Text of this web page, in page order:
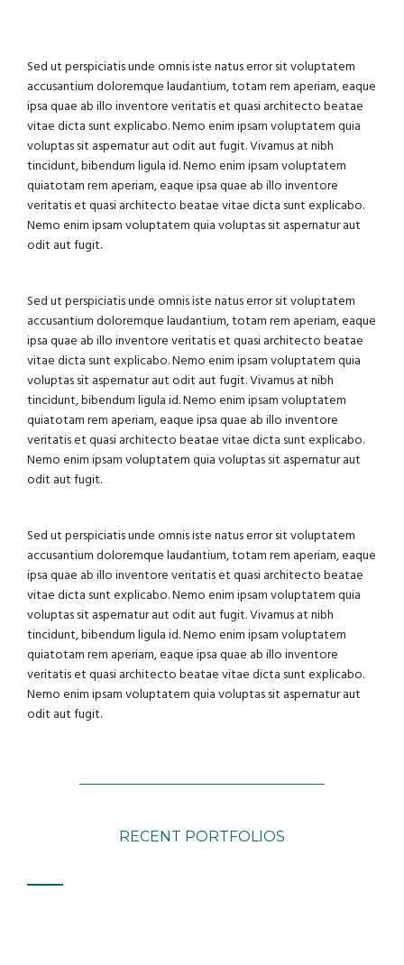
Sed ut perspiciatis unde omnis iste natus error sit voluptatem
accusantium doloremque laudantium, totam rem aperiam, eaque
ipsa quae ab illo inventore veritatis et quasi architecto beatae
vitae dicta sunt explicabo. Nemo enim ipsam voluptatem quia
voluptas sit aspernatur aut odit aut fugit. Vivamus at nibh
tincidunt, bibendum ligula id. Nemo enim ipsam voluptatem
quiatotam rem aperiam, eaque ipsa quae ab illo inventore
veritatis et quasi architecto beatae vitae dicta sunt explicabo.
Nemo enim ipsam voluptatem quia voluptas sit aspernatur aut
odit aut fugit.
Sed ut perspiciatis unde omnis iste natus error sit voluptatem
accusantium doloremque laudantium, totam rem aperiam, eaque
ipsa quae ab illo inventore veritatis et quasi architecto beatae
vitae dicta sunt explicabo. Nemo enim ipsam voluptatem quia
voluptas sit aspernatur aut odit aut fugit. Vivamus at nibh
tincidunt, bibendum ligula id. Nemo enim ipsam voluptatem
quiatotam rem aperiam, eaque ipsa quae ab illo inventore
veritatis et quasi architecto beatae vitae dicta sunt explicabo.
Nemo enim ipsam voluptatem quia voluptas sit aspernatur aut
odit aut fugit.
Sed ut perspiciatis unde omnis iste natus error sit voluptatem
accusantium doloremque laudantium, totam rem aperiam, eaque
ipsa quae ab illo inventore veritatis et quasi architecto beatae
vitae dicta sunt explicabo. Nemo enim ipsam voluptatem quia
voluptas sit aspernatur aut odit aut fugit. Vivamus at nibh
tincidunt, bibendum ligula id. Nemo enim ipsam voluptatem
quiatotam rem aperiam, eaque ipsa quae ab illo inventore
veritatis et quasi architecto beatae vitae dicta sunt explicabo.
Nemo enim ipsam voluptatem quia voluptas sit aspernatur aut
odit aut fugit.
RECENT PORTFOLIOS